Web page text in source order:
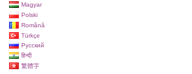
Magyar
Polski
Română
Türkçe
Русский
हिन्दी
繁體字